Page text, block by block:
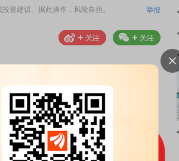
资建议。据此操作，风险自担。 举报